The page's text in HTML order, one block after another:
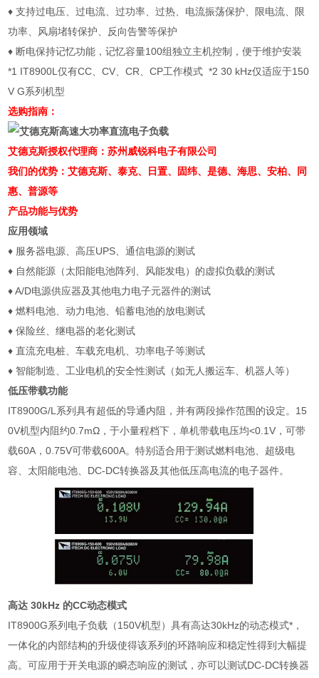
♦ 支持过电压、过电流、过功率、过热、电流振荡保护、限电流、限
功率、风扇堵转保护、反向告警等保护
♦ 断电保持记忆功能，记忆容量100组独立主机控制，便于维护安装
*1 IT8900L仅有CC、CV、CR、CP工作模式 *2 30 kHz仅适应于150
V G系列机型
选购指南：
艾德克斯授权代理商：苏州威锐科电子有限公司
我们的优势：艾德克斯、泰克、日置、固纬、是德、海思、安柏、同
惠、普源等
产品功能与优势
应用领域
♦ 服务器电源、高压UPS、通信电源的测试
♦ 自然能源（太阳能电池阵列、风能发电）的虚拟负载的测试
♦ A/D电源供应器及其他电力电子元器件的测试
♦ 燃料电池、动力电池、铅蓄电池的放电测试
♦ 保险丝、继电器的老化测试
♦ 直流充电桩、车载充电机、功率电子等测试
♦ 智能制造、工业电机的安全性测试（如无人搬运车、机器人等）
低压带载功能
IT8900G/L系列具有超低的导通内阻，并有两段操作范围的设定。15
0V机型内阻约0.7mΩ，于小量程档下，单机带载电压均<0.1V，可带
载60A，0.75V可带载600A。特别适合用于测试燃料电池、超级电
容、太阳能电池、DC-DC转换器及其他低压高电流的电子器件。
高达 30kHz 的CC动态模式
IT8900G系列电子负载（150V机型）具有高达30kHz的动态模式*，
一体化的内部结构的升级使得该系列的环路响应和稳定性得到大幅提
高。可应用于开关电源的瞬态响应的测试，亦可以测试DC-DC转换器